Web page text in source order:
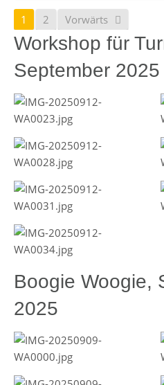
1 2 Vorwärts
Workshop für
September 2025
Boogie Woogie,
2025